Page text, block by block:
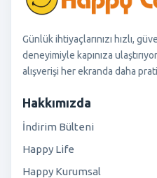
Günlük ihtiyaçlarınızı hızlı,
deneyimiyle kapınıza
alışverişi her ekranda daha
Hakkımızda
İndirim Bülteni
Happy Life
Happy Kurumsal